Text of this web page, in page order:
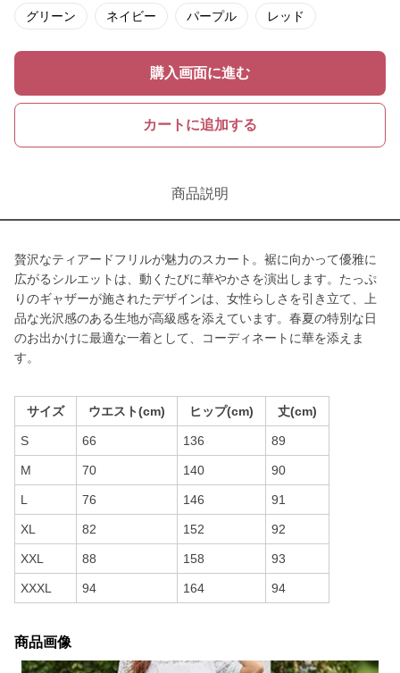
グリーン ネイビー パープル レッド
購入画面に進む
カートに追加する
商品説明
贅沢なティアードフリルが魅力のスカート。裾に向かって優雅に
広がるシルエットは、動くたびに華やかさを演出します。たっぷ
りのギャザーが施されたデザインは、女性らしさを引き立て、上
品な光沢感のある生地が高級感を添えています。春夏の特別な日
のお出かけに最適な一着として、コーディネートに華を添えま
す。
サイズ ウエスト(cm) ヒップ(cm) 丈(cm)
S 66 136 89
M 70 140 90
L 76 146 91
XL 82 152 92
XXL 88 158 93
XXXL 94 164 94
商品画像